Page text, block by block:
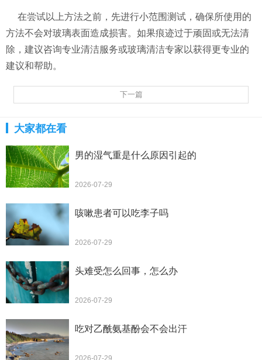
在尝试以上方法之前，先进行小范围测试，确保所使用的
方法不会对玻璃表面造成损害。如果痕迹过于顽固或无法清
除，建议咨询专业清洁服务或玻璃清洁专家以获得更专业的
建议和帮助。
下一篇
大家都在看
男的湿气重是什么原因引起的
2026-07-29
咳嗽患者可以吃李子吗
2026-07-29
头难受怎么回事，怎么办
2026-07-29
吃对乙酰氨基酚会不会出汗
2026-07-29